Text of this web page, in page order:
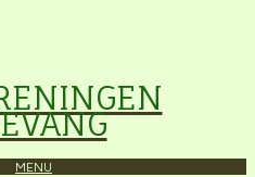
MENU